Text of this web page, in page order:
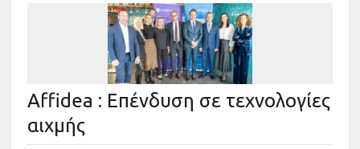
Affidea : Επένδυση σε τεχνολογίες
αιχμής